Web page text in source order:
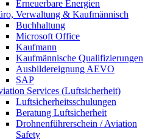
Erneuerbare Energien
Verwaltung & Kaufmännisch
Buchhaltung
Microsoft Office
Kaufmann
Kaufmännische Qualifizierungen
Ausbildereignung AEVO
SAP
Services (Luftsicherheit)
Luftsicherheitsschulungen
Beratung Luftsicherheit
Drohnenführerschein / Aviation
Safety